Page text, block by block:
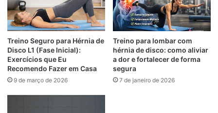
Aregião lombaré formada por cinco vértebras principais
(L1 a L5) localizadas na parte inferior da coluna. Ela
conecta o tronco à pelve e suporta grande parte do peso
corporal.
Entre as principais estruturas da lombar estão:
Treino Seguro para Hérnia de
Disco L1 (Fase Inicial):
Exercícios que Eu
Recomendo Fazer em Casa
9 de março de 2026
Treino para lombar com
hérnia de disco: como aliviar
a dor e fortalecer de forma
segura
7 de janeiro de 2026